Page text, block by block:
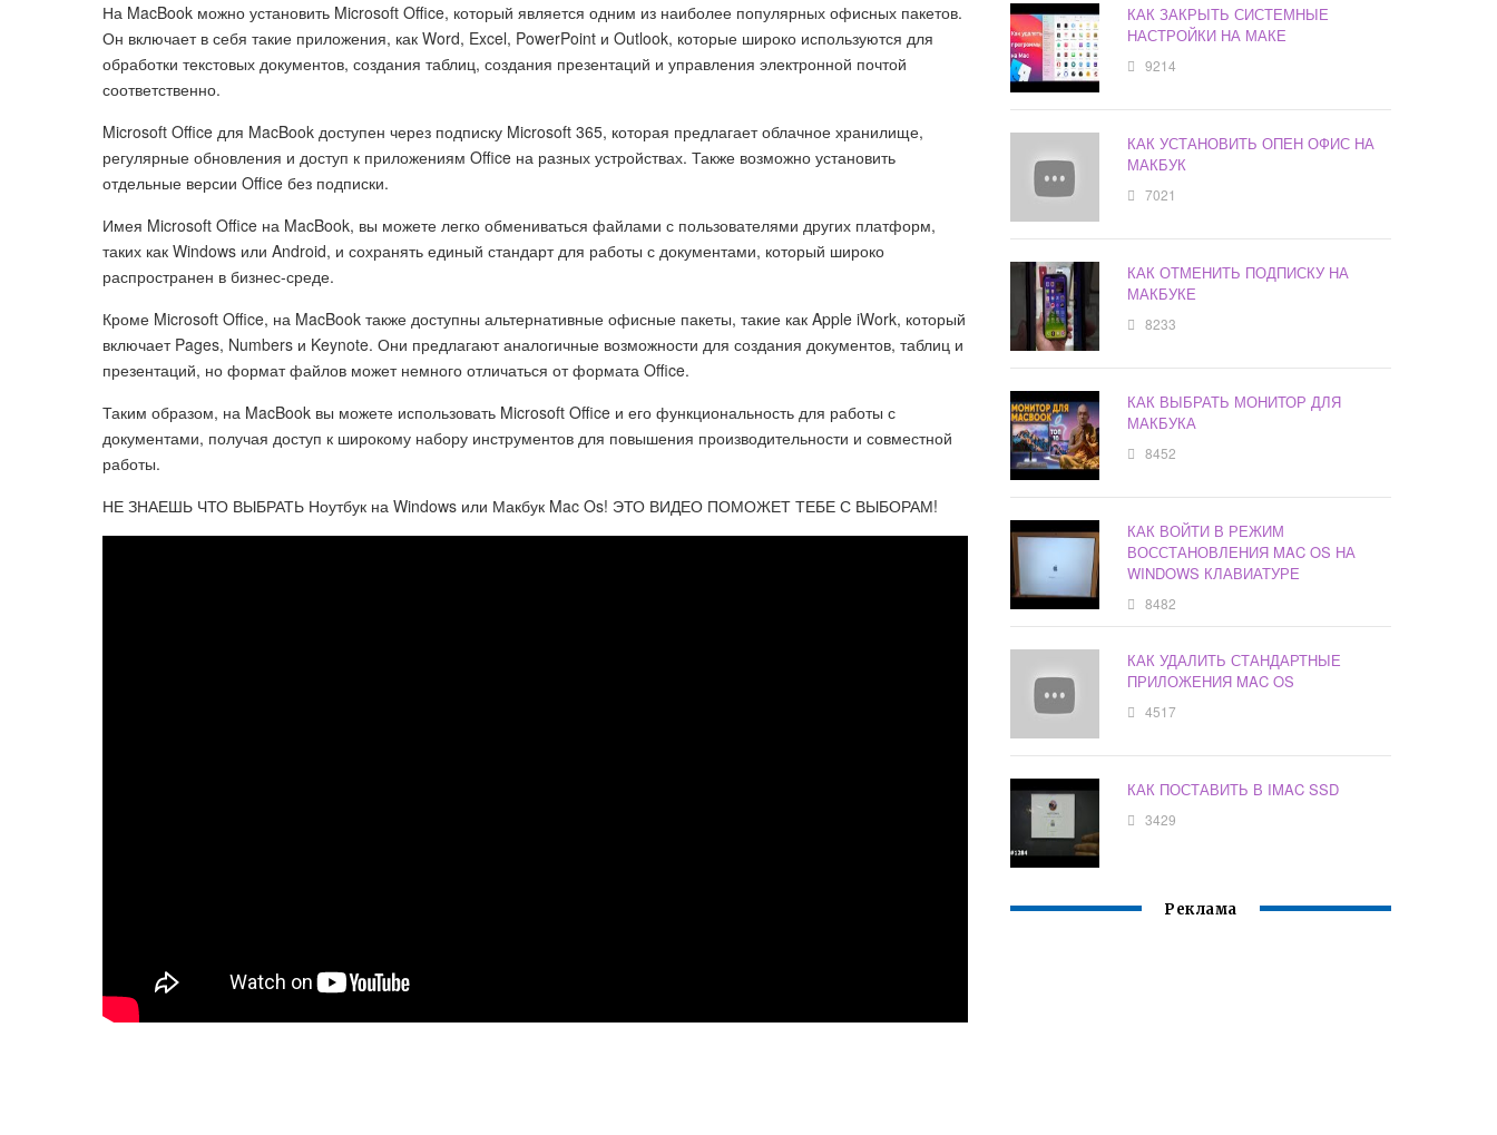
На MacBook можно установить Microsoft Office, который является одним из наиболее популярных офисных пакетов.
Он включает в себя такие приложения, как Word, Excel, PowerPoint и Outlook, которые широко используются для
обработки текстовых документов, создания таблиц, создания презентаций и управления электронной почтой
соответственно.
Microsoft Office для MacBook доступен через подписку Microsoft 365, которая предлагает облачное хранилище,
регулярные обновления и доступ к приложениям Office на разных устройствах. Также возможно установить
отдельные версии Office без подписки.
Имея Microsoft Office на MacBook, вы можете легко обмениваться файлами с пользователями других платформ,
таких как Windows или Android, и сохранять единый стандарт для работы с документами, который широко
распространен в бизнес-среде.
Кроме Microsoft Office, на MacBook также доступны альтернативные офисные пакеты, такие как Apple iWork, который
включает Pages, Numbers и Keynote. Они предлагают аналогичные возможности для создания документов, таблиц и
презентаций, но формат файлов может немного отличаться от формата Office.
Таким образом, на MacBook вы можете использовать Microsoft Office и его функциональность для работы с
документами, получая доступ к широкому набору инструментов для повышения производительности и совместной
работы.
НЕ ЗНАЕШЬ ЧТО ВЫБРАТЬ Ноутбук на Windows или Макбук Mac Os! ЭТО ВИДЕО ПОМОЖЕТ ТЕБЕ С ВЫБОРАМ!
КАК ЗАКРЫТЬ СИСТЕМНЫЕ
НАСТРОЙКИ НА МАКЕ
9214
КАК УСТАНОВИТЬ ОПЕН ОФИС НА
МАКБУК
7021
КАК ОТМЕНИТЬ ПОДПИСКУ НА
МАКБУКЕ
8233
КАК ВЫБРАТЬ МОНИТОР ДЛЯ
МАКБУКА
8452
КАК ВОЙТИ В РЕЖИМ
ВОССТАНОВЛЕНИЯ MAC OS НА
WINDOWS КЛАВИАТУРЕ
8482
КАК УДАЛИТЬ СТАНДАРТНЫЕ
ПРИЛОЖЕНИЯ MAC OS
4517
КАК ПОСТАВИТЬ В IMAC SSD
3429
Реклама